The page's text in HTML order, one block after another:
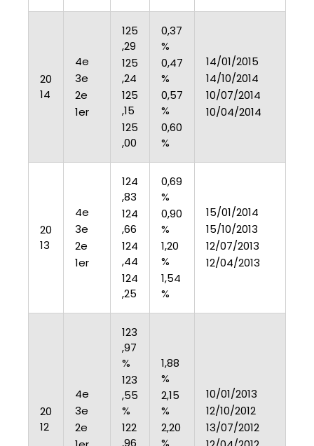
20
14
4e
3e
2e
1er
125
,29
125
,24
125
,15
125
,00
0,37
%
0,47
%
0,57
%
0,60
%
14/01/2015
14/10/2014
10/07/2014
10/04/2014
20
13
4e
3e
2e
1er
124
,83
124
,66
124
,44
124
,25
0,69
%
0,90
%
1,20
%
1,54
%
15/01/2014
15/10/2013
12/07/2013
12/04/2013
20
12
4e
3e
2e
123
,97
%
123
,55
%
122
,96
1,88
%
2,15
%
2,20
%
10/01/2013
12/10/2012
13/07/2012